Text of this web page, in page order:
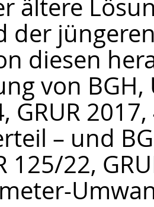
ältere
der
diesen
von BGH,
GRUR
– und
125/22,